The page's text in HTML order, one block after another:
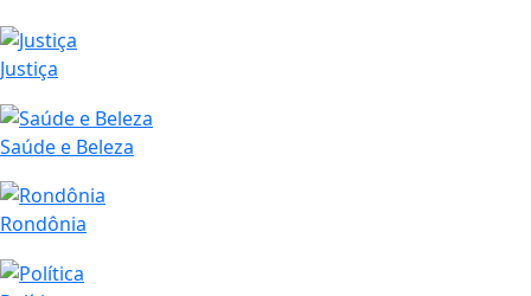
Justiça
Saúde e Beleza
Rondônia